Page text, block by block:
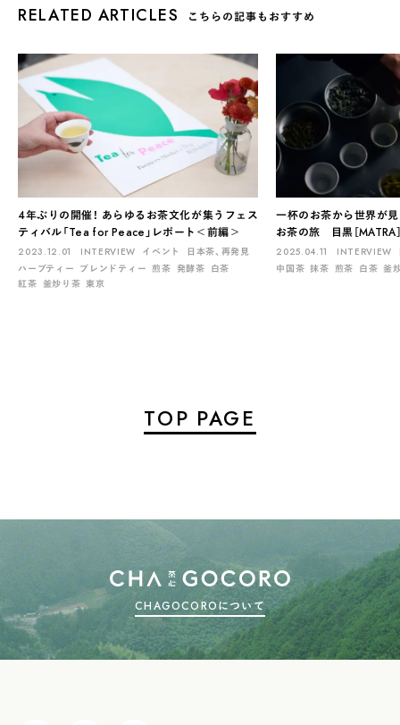
RELATED ARTICLES こちらの記事もおすすめ
4年ぶりの開催！ あらゆるお茶文化が集うフェス
ティバル「Tea for Peace」レポート＜前編＞
2023.12.01 INTERVIEW イベント
日本茶、再発見
ハーブティー ブレンドティー 煎茶 発酵茶 白茶
紅茶 釜炒り茶 東京
一杯のお茶から世界が
お茶の旅 目黒［MATRA
2025.04.11 INTERVIEW
中国茶 抹茶 煎茶 白茶 釜
TOP PAGE
CHAGOCOROについて